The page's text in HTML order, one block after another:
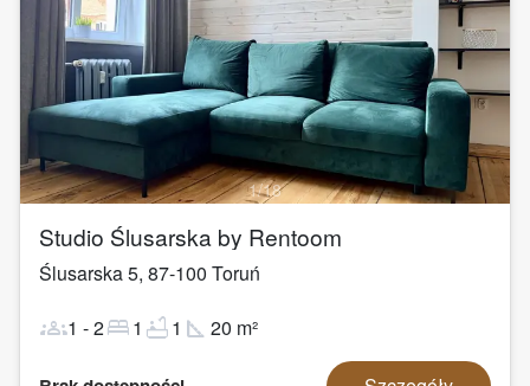
1/18
Studio Ślusarska by Rentoom
Ślusarska 5, 87-100 Toruń
groups1 -2bed1 bathtub1 square_foot 20 m²